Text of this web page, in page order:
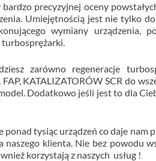
precyzyjnej oceny
Umiejętnością jest nie tylko
wymiany urządzenia,
turbosprężarki.
zarówno regeneracje
KATALIZATORÓW SCR do
Dodatkowo jeśli jest to dla
ponad tysiąc urządzeń co daje
naszego klienta. Nie bez powodu
korzystają z naszych usług !